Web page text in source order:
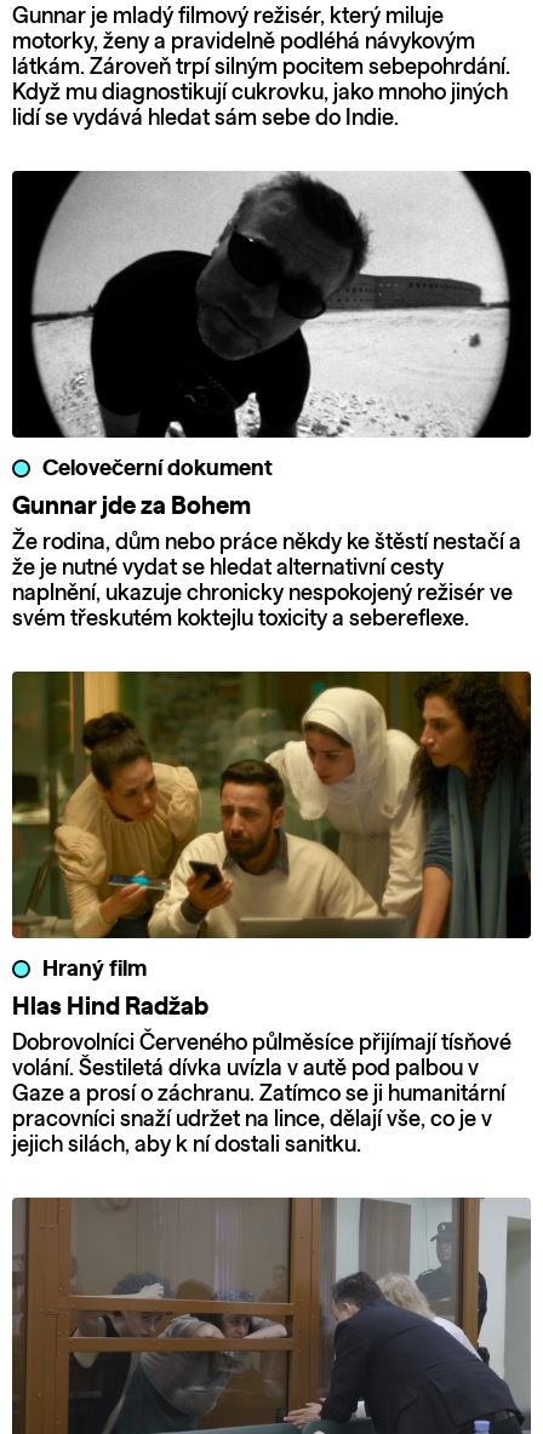
Gunnar je mladý filmový režisér, který miluje
motorky, ženy a pravidelně podléhá návykovým
látkám. Zároveň trpí silným pocitem sebepohrdání.
Když mu diagnostikují cukrovku, jako mnoho jiných
lidí se vydává hledat sám sebe do Indie.
Celovečerní dokument
Gunnar jde za Bohem
Že rodina, dům nebo práce někdy ke štěstí nestačí a
že je nutné vydat se hledat alternativní cesty
naplnění, ukazuje chronicky nespokojený režisér ve
svém třeskutém koktejlu toxicity a sebereflexe.
Hraný film
Hlas Hind Radžab
Dobrovolníci Červeného půlměsíce přijímají tísňové
volání. Šestiletá dívka uvízla v autě pod palbou v
Gaze a prosí o záchranu. Zatímco se ji humanitární
pracovníci snaží udržet na lince, dělají vše, co je v
jejich silách, aby k ní dostali sanitku.